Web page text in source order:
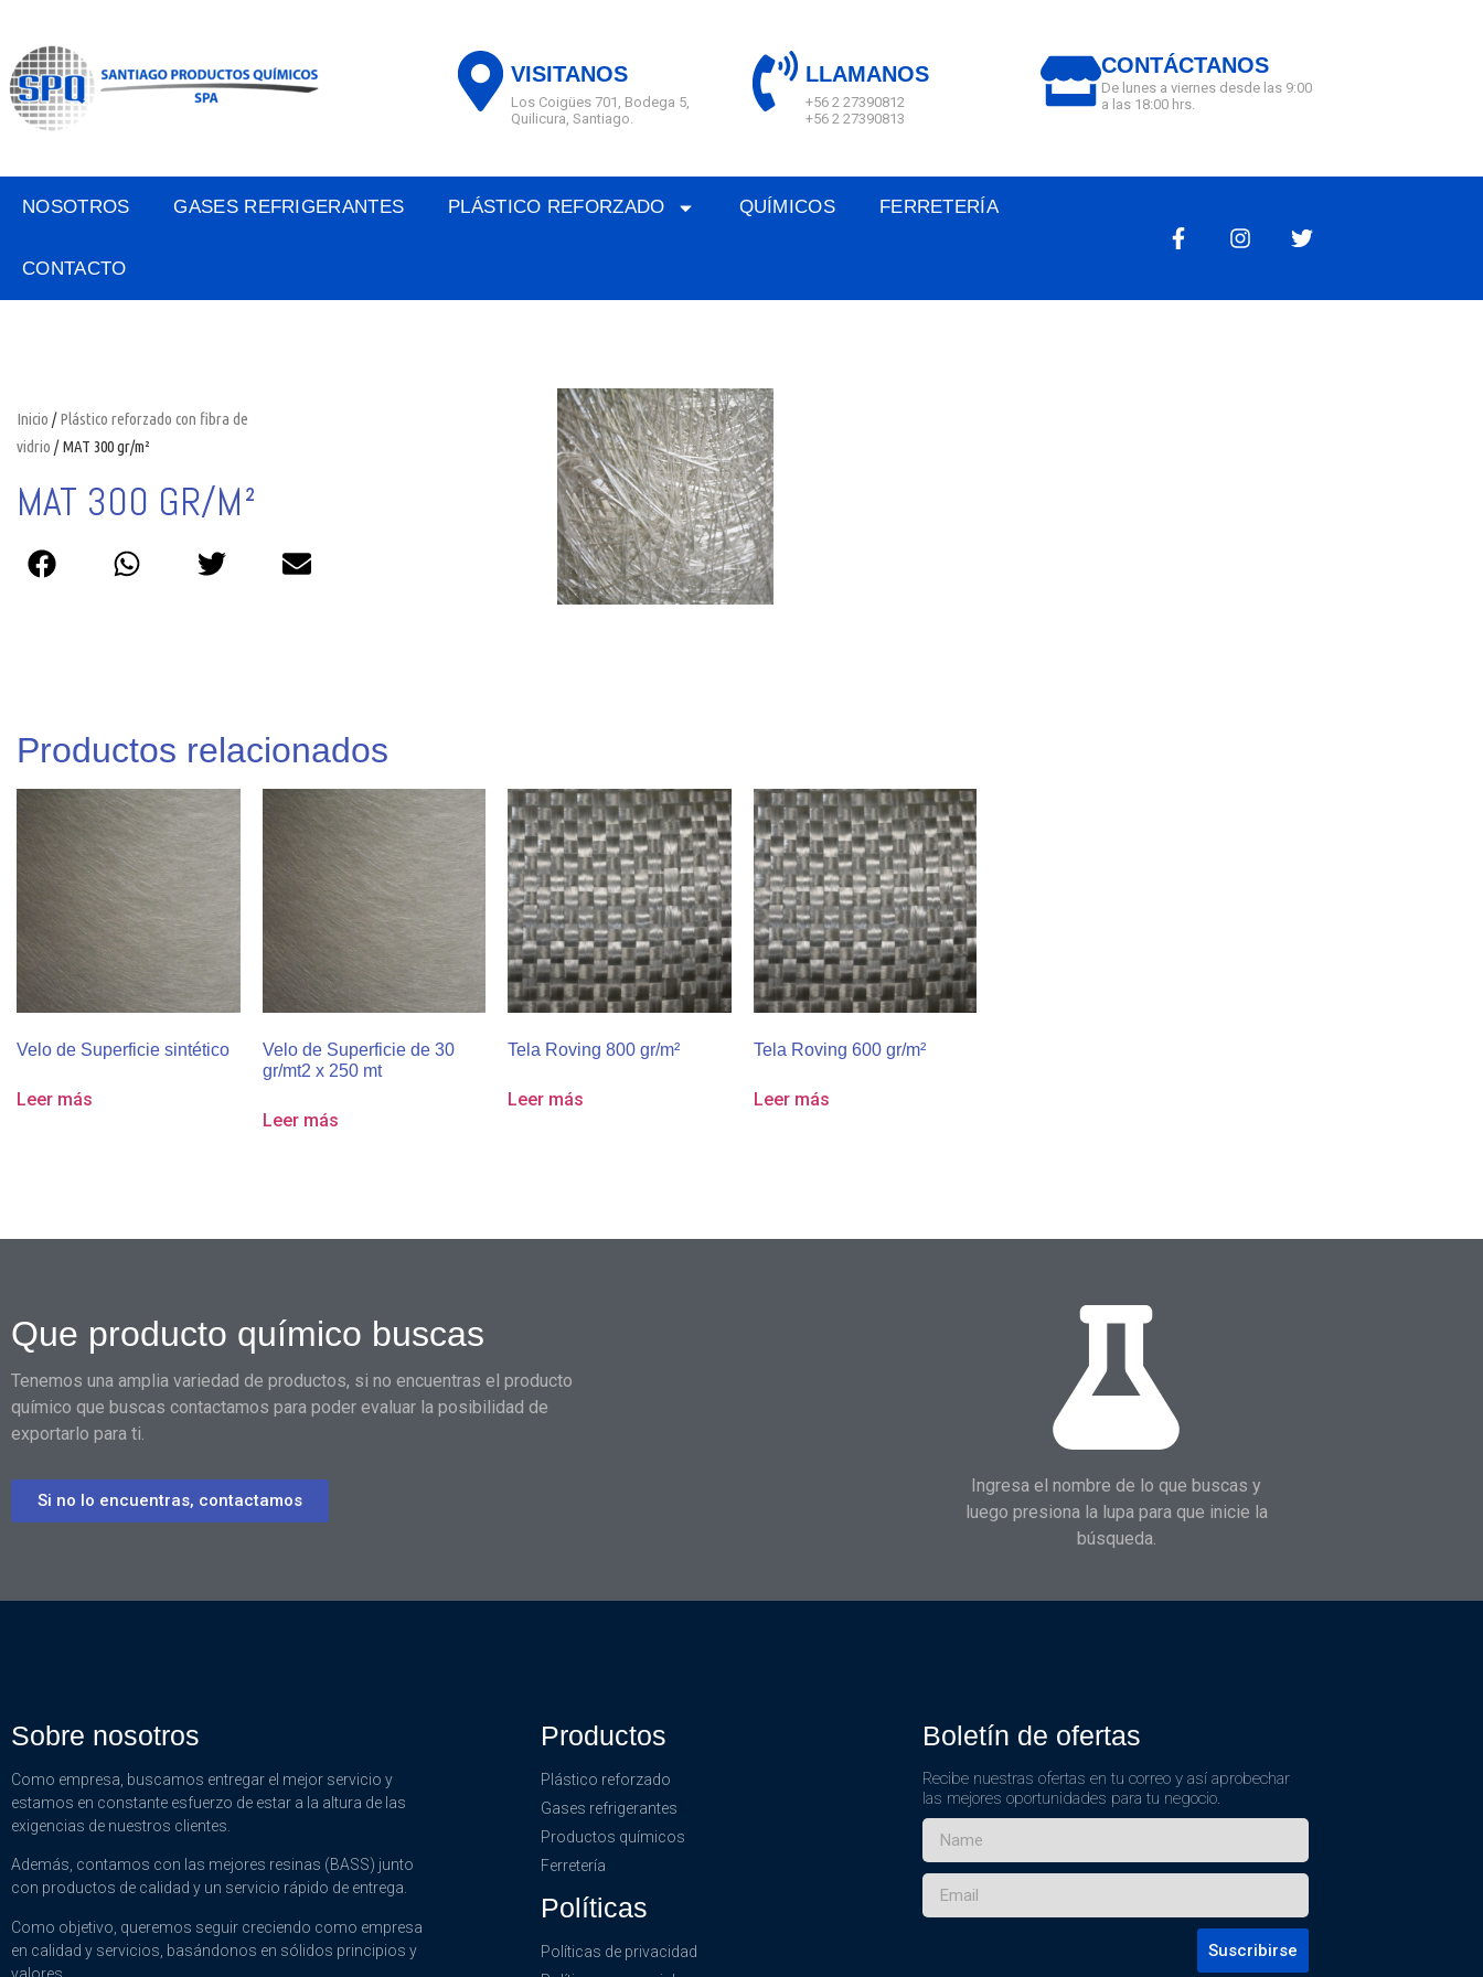
VISITANOS
Los Coigües 701, Bodega 5,
Quilicura, Santiago.
LLAMANOS
+56 2 27390812
+56 2 27390813
CONTÁCTANOS
De lunes a viernes desde las 9:00
a las 18:00 hrs.
NOSOTROS GASES REFRIGERANTES PLÁSTICO REFORZADO QUÍMICOS FERRETERÍA
CONTACTO
Inicio /Plástico reforzado con fibra de
vidrio / MAT 300 gr/m²
MAT 300 GR/M²
Productos relacionados
Velo de Superficie sintético
Leer más
Velo de Superficie de 30
gr/mt2 x 250 mt
Leer más
Tela Roving 800 gr/m²
Leer más
Tela Roving 600 gr/m²
Leer más
Que producto químico buscas
Tenemos una amplia variedad de productos, si no encuentras el producto
químico que buscas contactamos para poder evaluar la posibilidad de
exportarlo para ti.
Si no lo encuentras, contactamos
Ingresa el nombre de lo que buscas y
luego presiona la lupa para que inicie la
búsqueda.
Sobre nosotros
Como empresa, buscamos entregar el mejor servicio y
estamos en constante esfuerzo de estar a la altura de las
exigencias de nuestros clientes.
Además, contamos con las mejores resinas (BASS) junto
con productos de calidad y un servicio rápido de entrega.
Como objetivo, queremos seguir creciendo como empresa
en calidad y servicios, basándonos en sólidos principios y
valores.
Productos
Plástico reforzado
Gases refrigerantes
Productos químicos
Ferretería
Políticas
Políticas de privacidad
Boletín de ofertas
Recibe nuestras ofertas en tu correo y así aprobechar
las mejores oportunidades para tu negocio.
Suscribirse